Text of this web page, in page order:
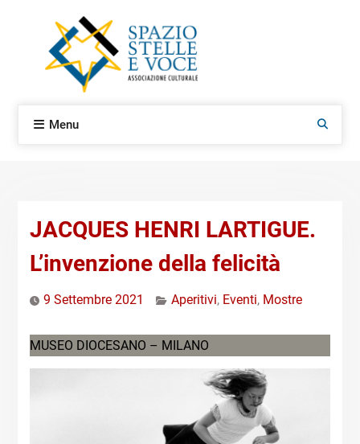
Menu Search
JACQUES HENRI LARTIGUE.
L’invenzione della felicità
9 Settembre 2021 Aperitivi, Eventi, Mostre
MUSEO DIOCESANO – MILANO